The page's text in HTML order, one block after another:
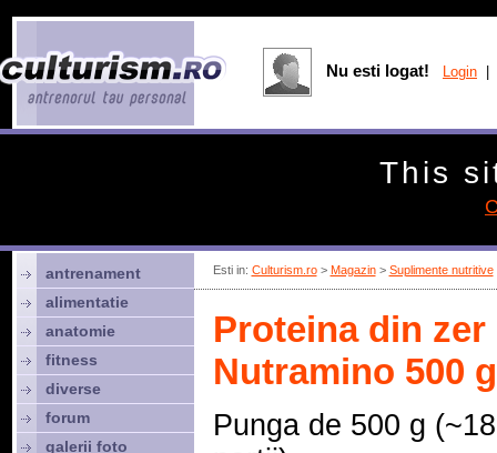
Esti in: Culturism.ro> Magazin> Suplimente nutritive
Proteina din
Nutramino 500 g
Punga de 500 g (~18
antrenament
alimentatie
anatomie
fitness
diverse
forum
galerii foto
Nu esti logat! Login
This